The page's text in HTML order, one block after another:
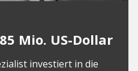
Mio. US-Dollar
investiert in die